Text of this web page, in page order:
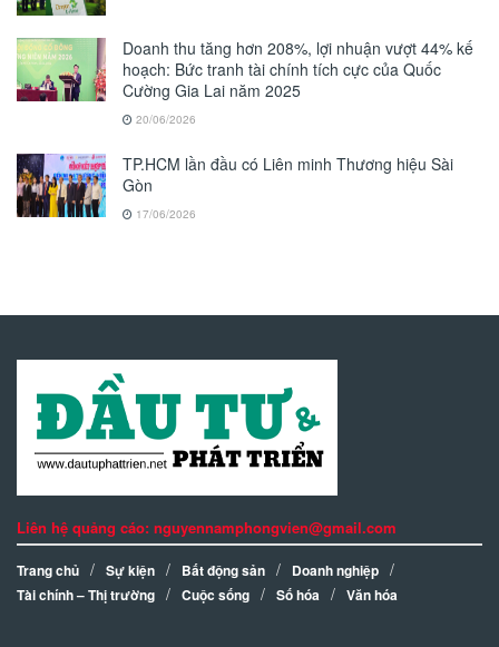
Doanh thu tăng hơn 208%, lợi nhuận vượt 44% kế
hoạch: Bức tranh tài chính tích cực của Quốc
Cường Gia Lai năm 2025
20/06/2026
TP.HCM lần đầu có Liên minh Thương hiệu Sài
Gòn
17/06/2026
Liên hệ quảng cáo: nguyennamphongvien@gmail.com
Trang chủ Sự kiện Bất động sản
Doanh nghiệp
Tài chính – Thị trường
Cuộc sống Số hóa Văn hóa